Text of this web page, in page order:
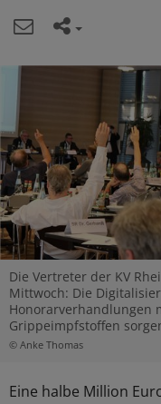
Die Vertreter der KV
Mittwoch: Die
Honorarverhandlungen
Grippeimpfstoffen
© Anke Thomas
Eine halbe Million